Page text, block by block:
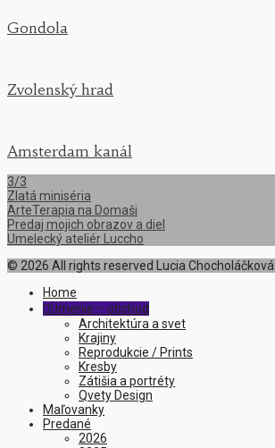
Gondola
Zvolenský hrad
Amsterdam kanál
3/3
Zlatá miniséria
ArteTerapia na Domaši
Predaj mojich obrazov a diel
Umelecký ateliér Luccho
© 2026 All rights reserved Lucia Chocholáčková
Home
 Umenie – obchod
Architektúra a svet
Krajiny
Reprodukcie / Prints
Kresby
Zátišia a portréty
Qvety Design
Maľovanky
Predané
2026